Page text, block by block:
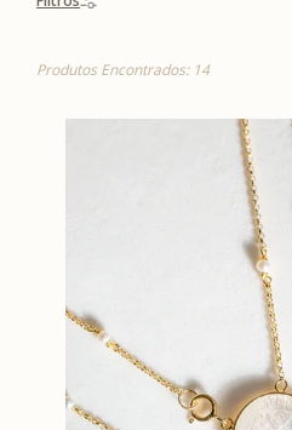
Produtos Encontrados: 14